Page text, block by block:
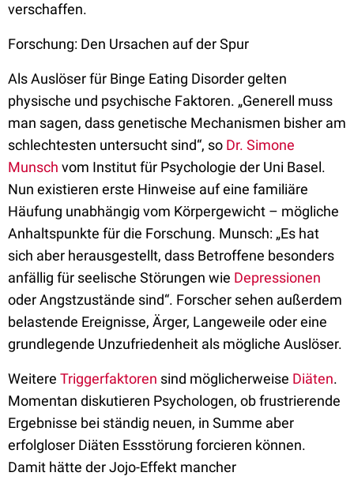
verschaffen.
Forschung: Den Ursachen auf der Spur
Als Auslöser für Binge Eating Disorder gelten
physische und psychische Faktoren. „Generell muss
man sagen, dass genetische Mechanismen bisher am
schlechtesten untersucht sind“, so Dr. Simone
Munsch vom Institut für Psychologie der Uni Basel.
Nun existieren erste Hinweise auf eine familiäre
Häufung unabhängig vom Körpergewicht – mögliche
Anhaltspunkte für die Forschung. Munsch: „Es hat
sich aber herausgestellt, dass Betroffene besonders
anfällig für seelische Störungen wie Depressionen
oder Angstzustände sind“. Forscher sehen außerdem
belastende Ereignisse, Ärger, Langeweile oder eine
grundlegende Unzufriedenheit als mögliche Auslöser.
Weitere Triggerfaktoren sind möglicherweise Diäten.
Momentan diskutieren Psychologen, ob frustrierende
Ergebnisse bei ständig neuen, in Summe aber
erfolgloser Diäten Essstörung forcieren können.
Damit hätte der Jojo-Effekt mancher